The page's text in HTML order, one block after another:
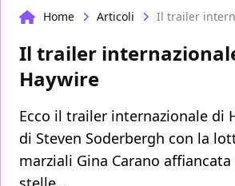
Home Articoli
Il trailer
Haywire
Ecco il trailer internazionale di
di Steven Soderbergh con la
marziali Gina Carano